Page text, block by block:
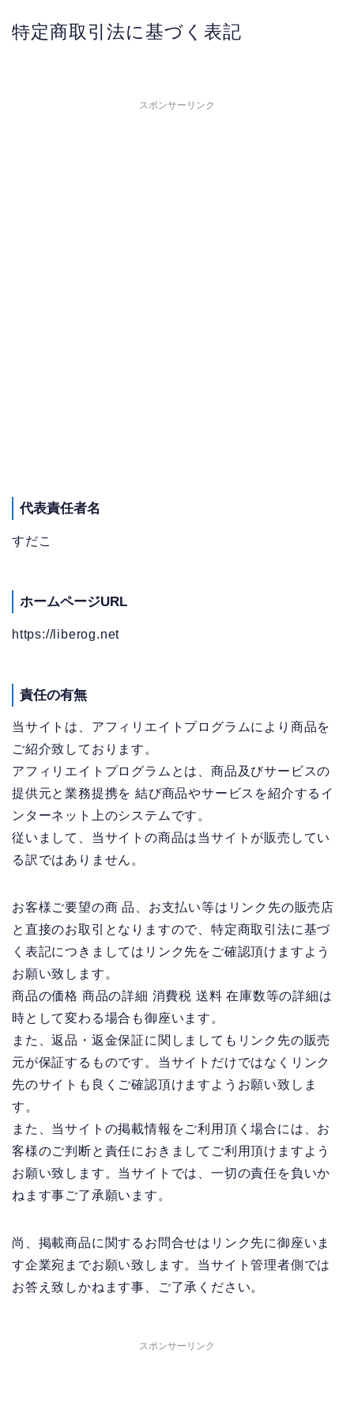
特定商取引法に基づく表記
スポンサーリンク
代表責任者名
すだこ
ホームページURL
https://liberog.net
責任の有無
当サイトは、アフィリエイトプログラムにより商品を
ご紹介致しております。
アフィリエイトプログラムとは、商品及びサービスの
提供元と業務提携を 結び商品やサービスを紹介するイ
ンターネット上のシステムです。
従いまして、当サイトの商品は当サイトが販売してい
る訳ではありません。
お客様ご要望の商 品、お支払い等はリンク先の販売店
と直接のお取引となりますので、特定商取引法に基づ
く表記につきましてはリンク先をご確認頂けますよう
お願い致します。
商品の価格 商品の詳細 消費税 送料 在庫数等の詳細は
時として変わる場合も御座います。
また、返品・返金保証に関しましてもリンク先の販売
元が保証するものです。当サイトだけではなくリンク
先のサイトも良くご確認頂けますようお願い致しま
す。
また、当サイトの掲載情報をご利用頂く場合には、お
客様のご判断と責任におきましてご利用頂けますよう
お願い致します。当サイトでは、一切の責任を負いか
ねます事ご了承願います。
尚、掲載商品に関するお問合せはリンク先に御座いま
す企業宛までお願い致します。当サイト管理者側では
お答え致しかねます事、ご了承ください。
スポンサーリンク